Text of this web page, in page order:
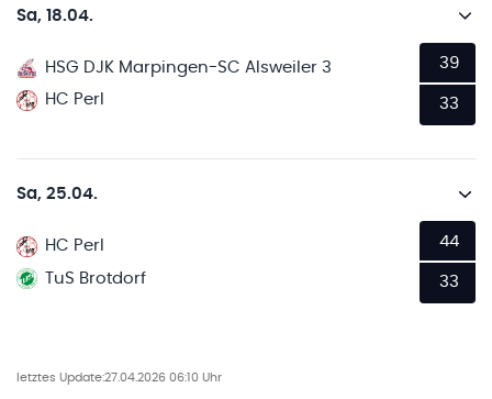
Sa, 18.04.
HSG DJK Marpingen-SC Alsweiler 3
HC Perl
39
33
Sa, 25.04.
HC Perl
TuS Brotdorf
44
33
letztes Update:27.04.2026 06:10 Uhr